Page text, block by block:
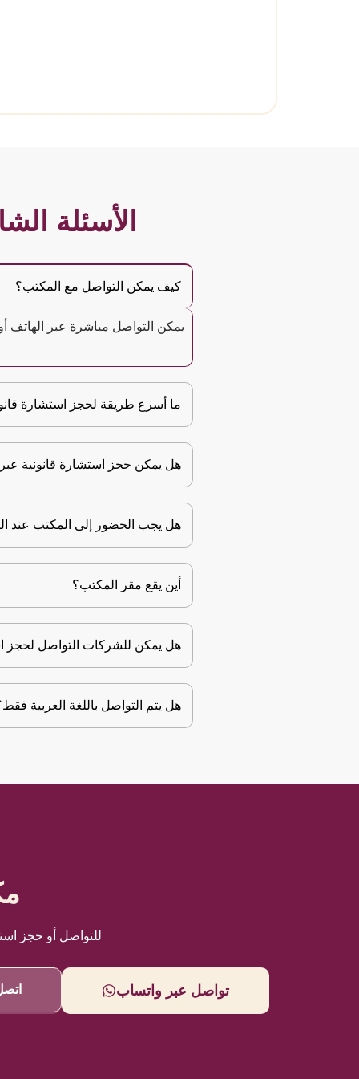
الأسئلة
كيف يمكن التواصل مع المكتب؟
يمكن التواصل مباشرة عبر الهاتف
ما أسرع طريقة لحجز استشارة
هل يمكن حجز استشارة قانونية
هل يجب الحضور إلى المكتب عند
أين يقع مقر المكتب؟
هل يمكن للشركات التواصل لحجز
هل يتم التواصل باللغة العربية
للتواصل أو حجز
تواصل عبر واتساب